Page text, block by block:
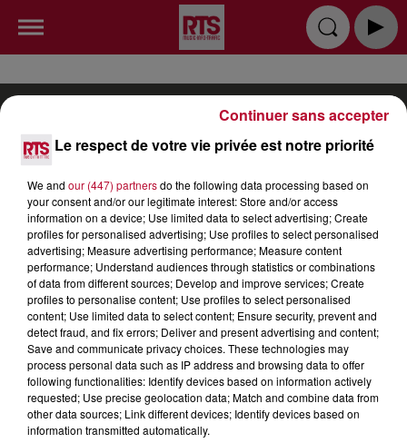
RADIO INFOS PODCAST
TOP INDÉ CKOI CE TITRE ? SORTIR
JEUX PUBLICITÉ CONTACT
Gestion des cookies Mentions Légales (CGU)
Plan du site
Le respect de votre vie privée est notre priorité
We and our (447) partnersdo the following data processing based on
your consent and/or our legitimate interest: Store and/or access
information on a device; Use limited data to select advertising; Create
profiles for personalised advertising; Use profiles to select personalised
advertising; Measure advertising performance; Measure content
performance; Understand audiences through statistics or combinations
of data from different sources; Develop and improve services; Create
profiles to personalise content; Use profiles to select personalised
content; Use limited data to select content; Ensure security, prevent and
detect fraud, and fix errors; Deliver and present advertising and content;
Save and communicate privacy choices. These technologies may
process personal data such as IP address and browsing data to offer
following functionalities: Identify devices based on information actively
requested; Use precise geolocation data; Match and combine data from
other data sources; Link different devices; Identify devices based on
information transmitted automatically.
Continuer sans accepter